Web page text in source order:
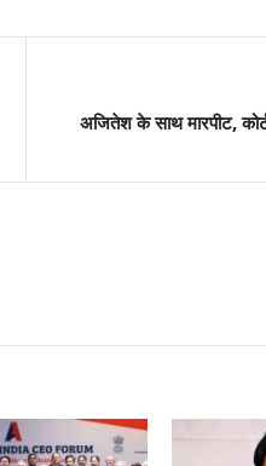
अजितेश के साथ मारपीट,